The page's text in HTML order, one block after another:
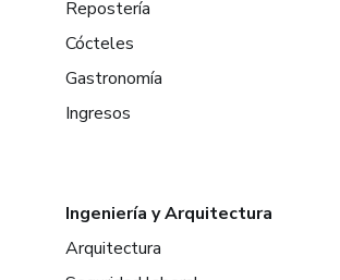
Repostería
Cócteles
Gastronomía
Ingresos
Ingeniería y Arquitectura
Arquitectura